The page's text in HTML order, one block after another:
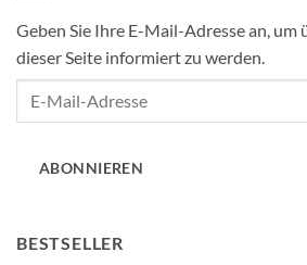
Geben Sie Ihre E-Mail-Adresse an, um
dieser Seite informiert zu werden.
ABONNIEREN
BESTSELLER